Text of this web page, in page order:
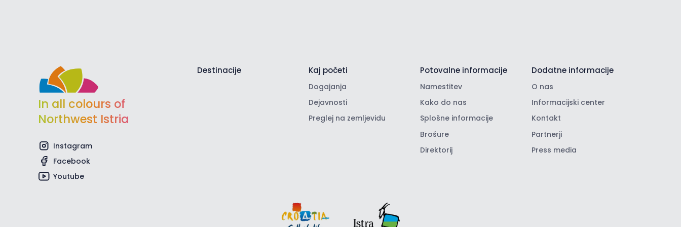
In all colours of
Northwest Istria
Instagram
Facebook
Youtube
Destinacije Kaj početi
Dogajanja
Dejavnosti
Preglej na zemljevidu
Potovalne informacije
Namestitev
Kako do nas
Splošne informacije
Brošure
Direktorij
Dodatne informacije
O nas
Informacijski center
Kontakt
Partnerji
Press media